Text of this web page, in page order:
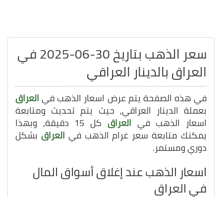
سعر الذهب بتاريخ 30-06-2025 في
العراق بالدينار العراقي
في هذه الصفحة يتم عرض اسعار الذهب فيالعراق
بعملة الدينار العراقي, حيث يتم تحديث ومتابعة
اسعار الذهب في العراق كل 15 دقيقة, وبهذا
يمكنك متابعة سعر غرام الذهب في العراق بشكل
دوري ومستمر.
اسعار الذهب عند إغلاق أسواق المال
في العراق